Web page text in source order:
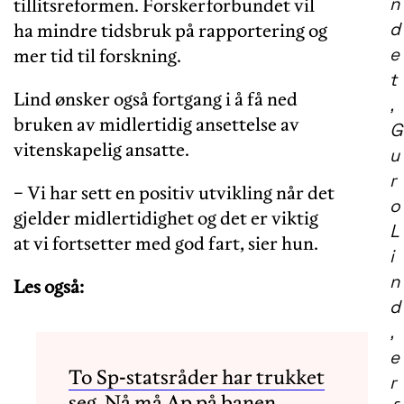
d
e
t
,
G
u
r
o
L
i
n
d
,
e
r
tillitsreformen. Forskerforbundet vil
ha mindre tidsbruk på rapportering og
mer tid til forskning.
Lind ønsker også fortgang i å få ned
bruken av midlertidig ansettelse av
vitenskapelig ansatte.
− Vi har sett en positiv utvikling når det
gjelder midlertidighet og det er viktig
at vi fortsetter med god fart, sier hun.
Les også:
To Sp-statsråder har trukket